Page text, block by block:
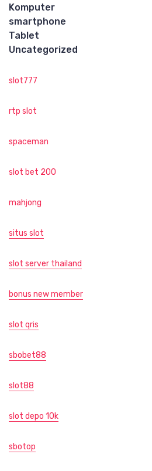
Komputer
smartphone
Tablet
Uncategorized
slot777
rtp slot
spaceman
slot bet 200
mahjong
situs slot
slot server thailand
bonus new member
slot qris
sbobet88
slot88
slot depo 10k
sbotop